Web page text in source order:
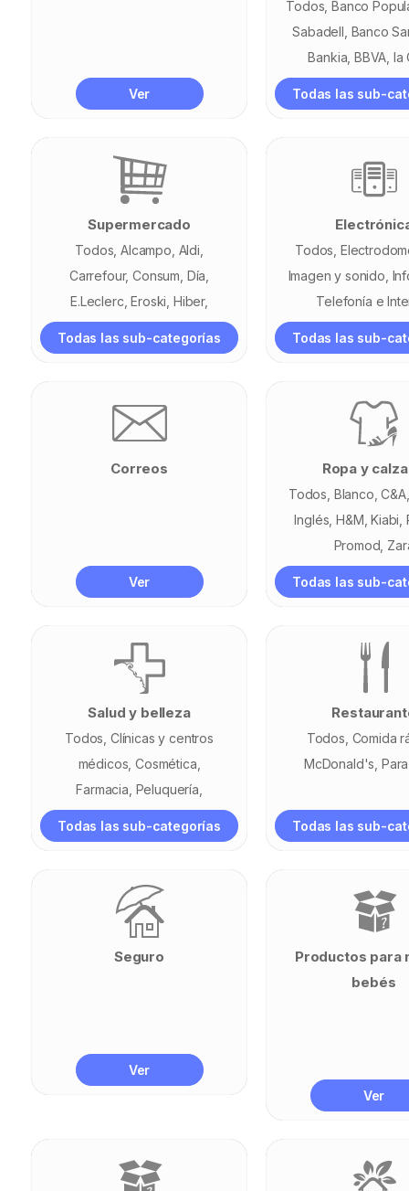
Ver
Todos Banco
Sabadell Banco
Bankia BBVA la
Todas las sub-
Supermercado
Todos Alcampo Aldi
Carrefour Consum Día
E.Leclerc Eroski Hiber
Hipercor Lidl Masymas
Mercadona superCOR
Todas las sub-categorías
Todos
Imagen y sonido
Telefonía e
Todas las sub-
Correos
Ver
Ropa y
Todos Blanco C&A
Inglés H&M Kiabi
Promod
Todas las sub-
Salud y belleza
Todos Clínicas y centros
médicos Cosmética
Farmacia Peluquería
Perfumería
Todas las sub-categorías
Todos Comida
McDonald's
Todas las sub-
Seguro
Ver
Productos para
bebés
Ver